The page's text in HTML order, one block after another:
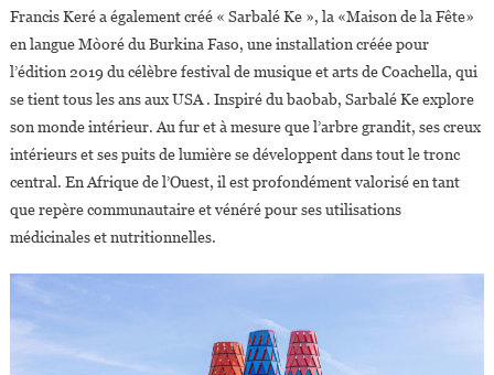
Francis Keré a également créé « Sarbalé Ke », la «Maison de la Fête»
en langue Mòoré du Burkina Faso, une installation créée pour
l’édition 2019 du célèbre festival de musique et arts de Coachella, qui
se tient tous les ans aux USA . Inspiré du baobab, Sarbalé Ke explore
son monde intérieur. Au fur et à mesure que l’arbre grandit, ses creux
intérieurs et ses puits de lumière se développent dans tout le tronc
central. En Afrique de l’Ouest, il est profondément valorisé en tant
que repère communautaire et vénéré pour ses utilisations
médicinales et nutritionnelles.